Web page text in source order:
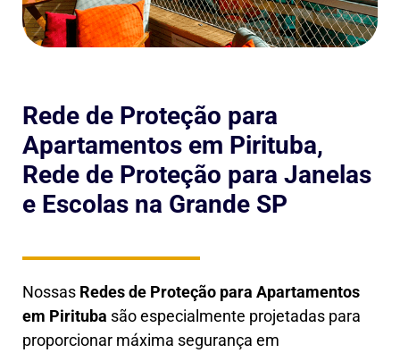
Rede de Proteção para
Apartamentos em Pirituba,
Rede de Proteção para Janelas
e Escolas na Grande SP
Nossas Redes de Proteção para Apartamentos
em Pirituba são especialmente projetadas para
proporcionar máxima segurança em